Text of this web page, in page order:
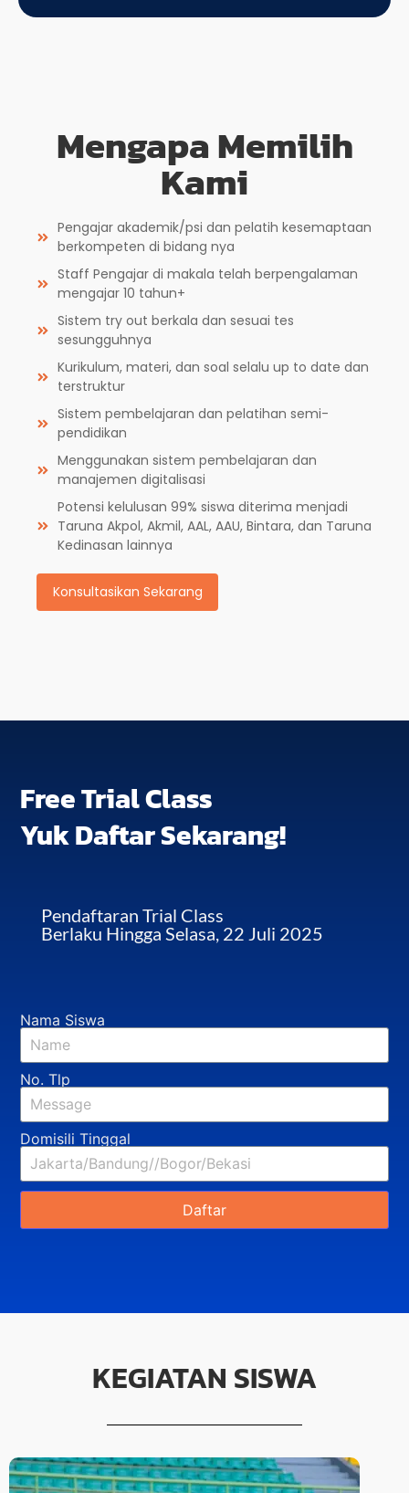
Mengapa Memilih
Kami
Pengajar akademik/psi dan pelatih kesemaptaan
berkompeten di bidang nya
Staff Pengajar di makala telah berpengalaman
mengajar 10 tahun+
Sistem try out berkala dan sesuai tes
sesungguhnya
Kurikulum, materi, dan soal selalu up to date dan
terstruktur
Sistem pembelajaran dan pelatihan semi-
pendidikan
Menggunakan sistem pembelajaran dan
manajemen digitalisasi
Potensi kelulusan 99% siswa diterima menjadi
Taruna Akpol, Akmil, AAL, AAU, Bintara, dan Taruna
Kedinasan lainnya
Konsultasikan Sekarang
Free Trial Class
Yuk Daftar Sekarang!
Pendaftaran Trial Class
Berlaku Hingga Selasa, 22 Juli 2025
Nama Siswa
No. Tlp
Domisili Tinggal
Daftar
KEGIATAN SISWA